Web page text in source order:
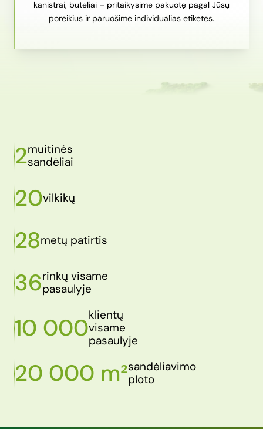
kanistrai, buteliai – pritaikysime pakuotę pagal Jūsų
poreikius ir paruošime individualias etiketes.
2muitinės
sandėliai
20vilkikų
28metų patirtis
36rinkų visame
pasaulyje
10 000klientų
visame
pasaulyje
20 000 m²sandėliavimo
ploto